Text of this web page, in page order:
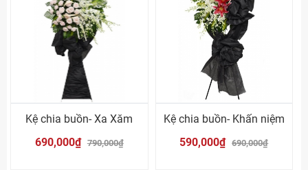
Kệ chia buồn- Xa Xăm
690,000₫ 790,000₫
Kệ chia buồn- Khấn niệm
590,000₫ 690,000₫